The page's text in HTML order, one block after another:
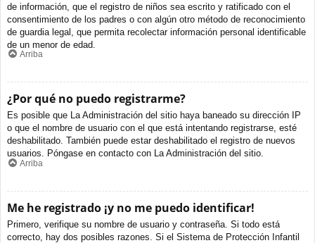
de información, que el registro de niños sea escrito y ratificado con el
consentimiento de los padres o con algún otro método de reconocimiento
de guardia legal, que permita recolectar información personal identificable
de un menor de edad.
Arriba
¿Por qué no puedo registrarme?
Es posible que La Administración del sitio haya baneado su dirección IP
o que el nombre de usuario con el que está intentando registrarse, esté
deshabilitado. También puede estar deshabilitado el registro de nuevos
usuarios. Póngase en contacto con La Administración del sitio.
Arriba
Me he registrado ¡y no me puedo identificar!
Primero, verifique su nombre de usuario y contraseña. Si todo está
correcto, hay dos posibles razones. Si el Sistema de Protección Infantil